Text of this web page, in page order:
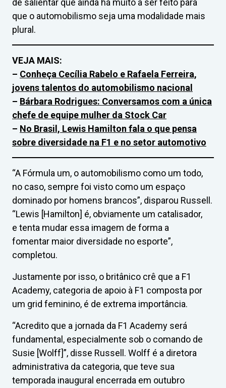
de salientar que ainda há muito a ser feito para
que o automobilismo seja uma modalidade mais
plural.
VEJA MAIS:
– Conheça Cecília Rabelo e Rafaela Ferreira,
jovens talentos do automobilismo nacional
– Bárbara Rodrigues: Conversamos com a única
chefe de equipe mulher da Stock Car
– No Brasil, Lewis Hamilton fala o que pensa
sobre diversidade na F1 e no setor automotivo
“A Fórmula um, o automobilismo como um todo,
no caso, sempre foi visto como um espaço
dominado por homens brancos”, disparou Russell.
“Lewis [Hamilton] é, obviamente um catalisador,
e tenta mudar essa imagem de forma a
fomentar maior diversidade no esporte”,
completou.
Justamente por isso, o britânico crê que a F1
Academy, categoria de apoio à F1 composta por
um grid feminino, é de extrema importância.
“Acredito que a jornada da F1 Academy será
fundamental, especialmente sob o comando de
Susie [Wolff]”, disse Russell. Wolff é a diretora
administrativa da categoria, que teve sua
temporada inaugural encerrada em outubro